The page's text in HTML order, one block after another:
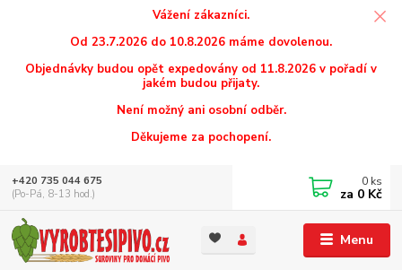
Vážení zákazníci.
Od 23.7.2026 do 10.8.2026 máme dovolenou.
Objednávky budou opět expedovány od 11.8.2026 v pořadí v
jakém budou přijaty.
Není možný ani osobní odběr.
Děkujeme za pochopení.
Menu
+420 735 044 675
(Po-Pá, 8-13 hod.)
0 ks
za 0 Kč